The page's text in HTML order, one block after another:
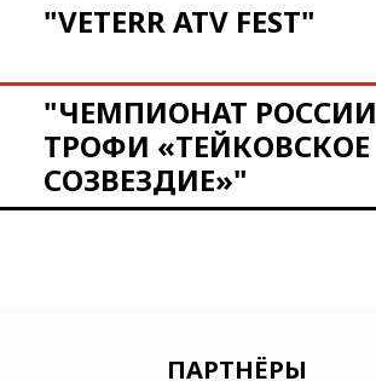
"VETERR ATV FEST"
"ЧЕМПИОНАТ РОССИИ
ТРОФИ «ТЕЙКОВСКОЕ
СОЗВЕЗДИЕ»"
ПАРТНЁРЫ